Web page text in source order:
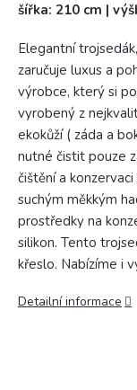
šířka: 210 cm |
Elegantní
zaručuje luxus a
výrobce, který si
vyrobený z
ekokůží ( záda a
nutné čistit pouze
čištění a
suchým měkkým
prostředky na
silikon. Tento
křeslo. Nabízíme i
Detailní informace